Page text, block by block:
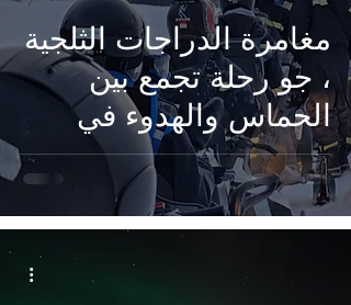
النرويجية، الرحلات
السياحية
مغامرة الدراجات الثلجية
، جو رحلة تجمع بين
الحماس والهدوء في
غابات ترومسو الدراجات
الثلجية، مغامرة ترومسو،
الطبيعة النرويجية،